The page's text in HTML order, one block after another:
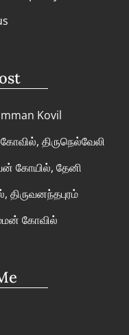
Kovil
திருநெல்வேலி
கோயில், தேனி
திருவனந்தபுரம்
கோவில்